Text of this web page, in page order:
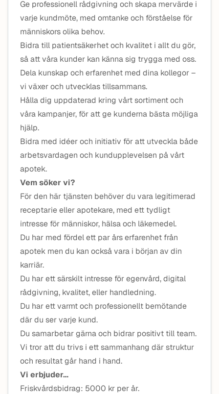
Ge professionell rådgivning och skapa mervärde i
varje kundmöte, med omtanke och förståelse för
människors olika behov.
Bidra till patientsäkerhet och kvalitet i allt du gör,
så att våra kunder kan känna sig trygga med oss.
Dela kunskap och erfarenhet med dina kollegor –
vi växer och utvecklas tillsammans.
Hålla dig uppdaterad kring vårt sortiment och
våra kampanjer, för att ge kunderna bästa möjliga
hjälp.
Bidra med idéer och initiativ för att utveckla både
arbetsvardagen och kundupplevelsen på vårt
apotek.
Vem söker vi?
För den här tjänsten behöver du vara legitimerad
receptarie eller apotekare, med ett tydligt
intresse för människor, hälsa och läkemedel.
Du har med fördel ett par års erfarenhet från
apotek men du kan också vara i början av din
karriär.
Du har ett särskilt intresse för egenvård, digital
rådgivning, kvalitet, eller handledning.
Du har ett varmt och professionellt bemötande
där du ser varje kund.
Du samarbetar gärna och bidrar positivt till team.
Vi tror att du trivs i ett sammanhang där struktur
och resultat går hand i hand.
Vi erbjuder…
Friskvårdsbidrag: 5000 kr per år.